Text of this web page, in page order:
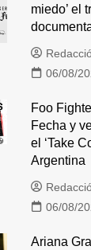
miedo’ el
06/08/
Foo
Fecha y
el ‘Take
Argentina
06/08/
Ariana